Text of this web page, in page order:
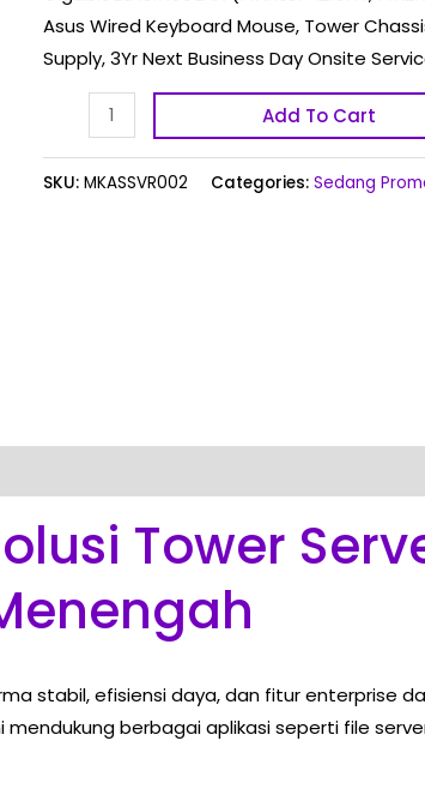
Asus Wired Keyboard Mouse, Tower
Supply, 3Yr Next Business Day Onsite
quantity
Add To Cart
SKU: MKASSVR002 Categories: Sedang
Tower
stabil, efisiensi daya, dan fitur enterprise
berbagai aplikasi seperti file